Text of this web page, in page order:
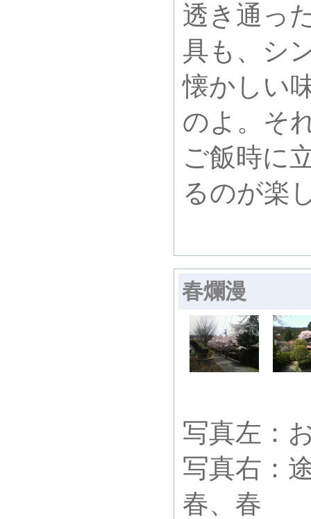
透き通っ
具も、シ
懐かしい
のよ。そ
ご飯時に
るのが楽
春爛漫
写真左：
写真右：
春、春